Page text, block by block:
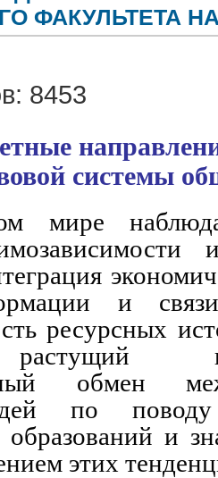
ФАКУЛЬТЕТА НА
8453
системы
мире
и
ресурсных
обмен
по
образований и
этих